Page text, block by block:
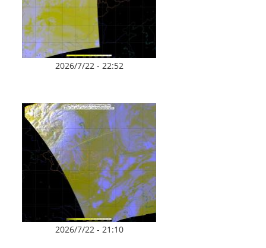
2026/7/22 - 22:52
2026/7/22 - 21:10